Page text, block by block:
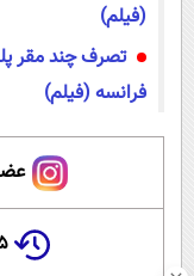
(فیلم)
تصرف چند مقر
فرانسه (فیلم)
۱۵ سال